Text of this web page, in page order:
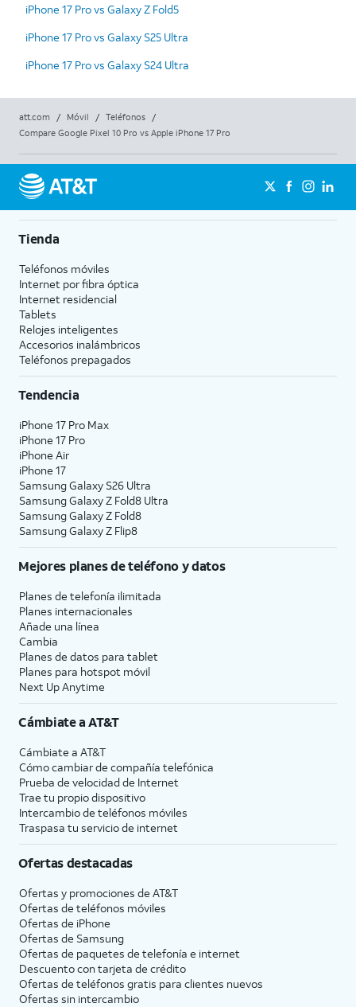
iPhone 17 Pro vs Galaxy Z Fold5
iPhone 17 Pro vs Galaxy S25 Ultra
iPhone 17 Pro vs Galaxy S24 Ultra
att.com / Móvil / Teléfonos
/
Compare Google Pixel 10 Pro vs Apple iPhone 17 Pro
Tienda
Teléfonos móviles
Internet por fibra óptica
Internet residencial
Tablets
Relojes inteligentes
Accesorios inalámbricos
Teléfonos prepagados
Tendencia
iPhone 17 Pro Max
iPhone 17 Pro
iPhone Air
iPhone 17
Samsung Galaxy S26 Ultra
Samsung Galaxy Z Fold8 Ultra
Samsung Galaxy Z Fold8
Samsung Galaxy Z Flip8
Mejores planes de teléfono y datos
Planes de telefonía ilimitada
Planes internacionales
Añade una línea
Cambia
Planes de datos para tablet
Planes para hotspot móvil
Next Up Anytime
Cámbiate aAT&T
Cámbiate a AT&T
Cómo cambiar de compañía telefónica
Prueba de velocidad de Internet
Trae tu propio dispositivo
Intercambio de teléfonos móviles
Traspasa tu servicio de internet
Ofertas destacadas
Ofertas y promociones de AT&T
Ofertas de teléfonos móviles
Ofertas de iPhone
Ofertas de Samsung
Ofertas de paquetes de telefonía e internet
Descuento con tarjeta de crédito
Ofertas de teléfonos gratis para clientes nuevos
Ofertas sin intercambio